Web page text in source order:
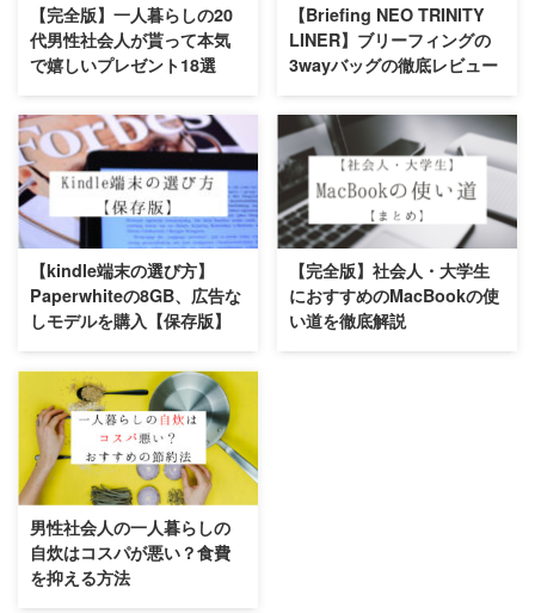
【完全版】一人暮らしの20
代男性社会人が貰って本気
で嬉しいプレゼント18選
【Briefing NEO TRINITY
LINER】ブリーフィングの
3wayバッグの徹底レビュー
【kindle端末の選び方】
Paperwhiteの8GB、広告な
しモデルを購入【保存版】
【完全版】社会人・大学生
におすすめのMacBookの使
い道を徹底解説
男性社会人の一人暮らしの
自炊はコスパが悪い？食費
を抑える方法